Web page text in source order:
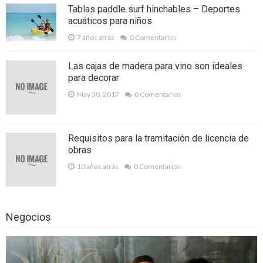
Mosquiteras a medida, dile No a intrusos
no deseados
¿Por qué comprar cómics por Internet?
Destrucción de papel: ayudando al medio
ambiente
Curso de extensiones de pestañas, el
Las carpas plegables son parte del kit
Tablas paddle surf hinchables – Deportes
acuáticos para niños
7 años atrás 0 Comentarios
Las cajas de madera para vino son ideales
para decorar
May 30, 2017 0 Comentarios
Requisitos para la tramitación de licencia de
obras
10 años atrás 0 Comentarios
Negocios